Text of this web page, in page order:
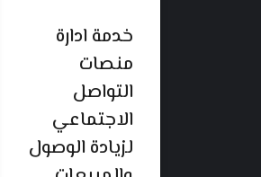
خدمة ادارة
منصات
التواصل
الاجتماعي
لزيادة الوصول